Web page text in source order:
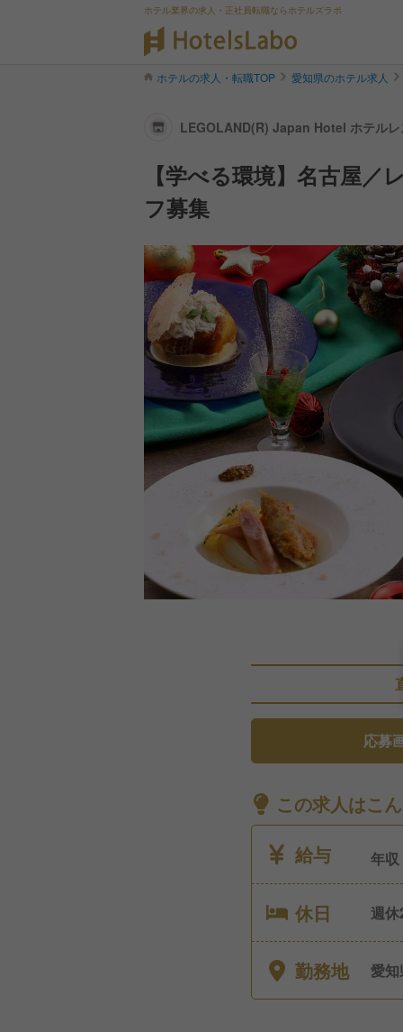
ホテル業界の求人・正社員転職ならホテルズラボ
ホテルの求人・転職TOP 愛知県のホテル求人
LEGOLAND(R) Japan Hotel ホテル
【学べる環境】名古屋
フ募集
応募
この求人はこ
給与
年収
休日
週休2日
勤務地 愛